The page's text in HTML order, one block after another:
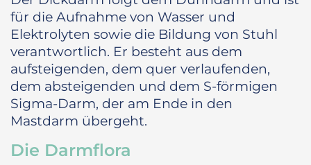
für die Aufnahme von Wasser und
Elektrolyten sowie die Bildung von Stuhl
verantwortlich. Er besteht aus dem
aufsteigenden, dem quer verlaufenden,
dem absteigenden und dem S-förmigen
Sigma-Darm, der am Ende in den
Mastdarm übergeht.
Die Darmflora